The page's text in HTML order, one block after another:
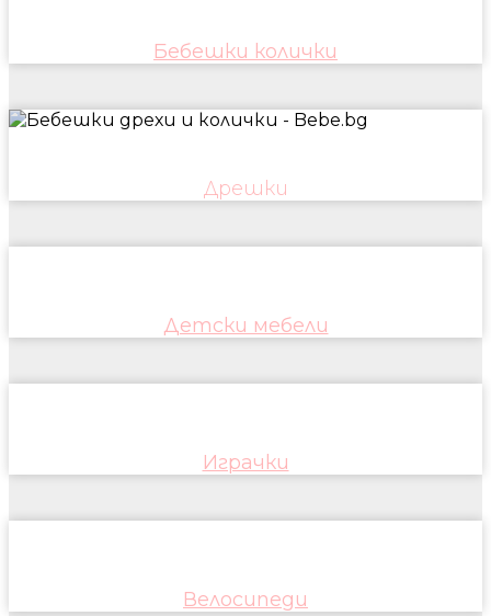
Бебешки колички
Дрешки
Детски мебели
Играчки
Велосипеди